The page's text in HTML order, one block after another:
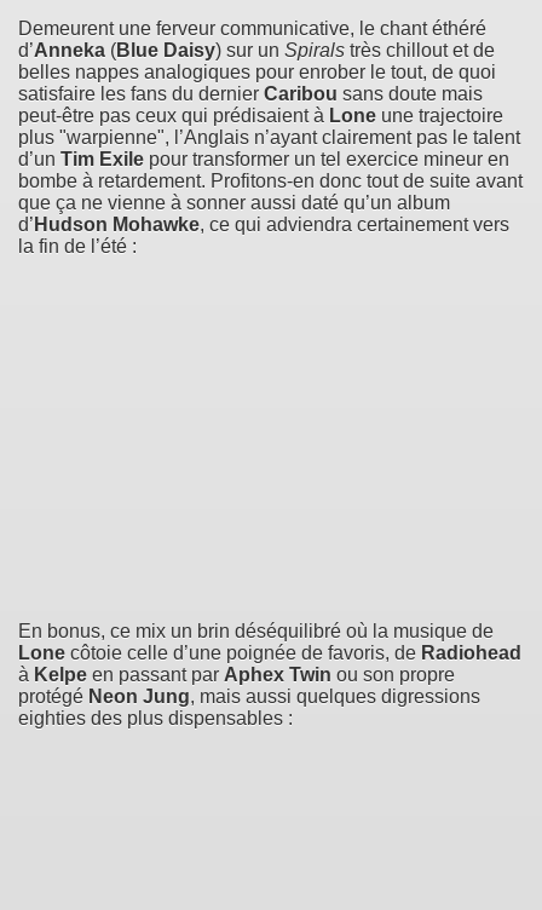
Demeurent une ferveur communicative, le chant éthéré
d’Anneka (Blue Daisy) sur un Spirals très chillout et de
belles nappes analogiques pour enrober le tout, de quoi
satisfaire les fans du dernier Caribou sans doute mais
peut-être pas ceux qui prédisaient à Lone une trajectoire
plus "warpienne", l’Anglais n’ayant clairement pas le talent
d’un Tim Exile pour transformer un tel exercice mineur en
bombe à retardement. Profitons-en donc tout de suite avant
que ça ne vienne à sonner aussi daté qu’un album
d’ Hudson Mohawke, ce qui adviendra certainement vers
la fin de l’été :
En bonus, ce mix un brin déséquilibré où la musique de
Lone côtoie celle d’une poignée de favoris, de Radiohead
à Kelpe en passant par Aphex Twin ou son propre
protégé Neon Jung, mais aussi quelques digressions
eighties des plus dispensables :